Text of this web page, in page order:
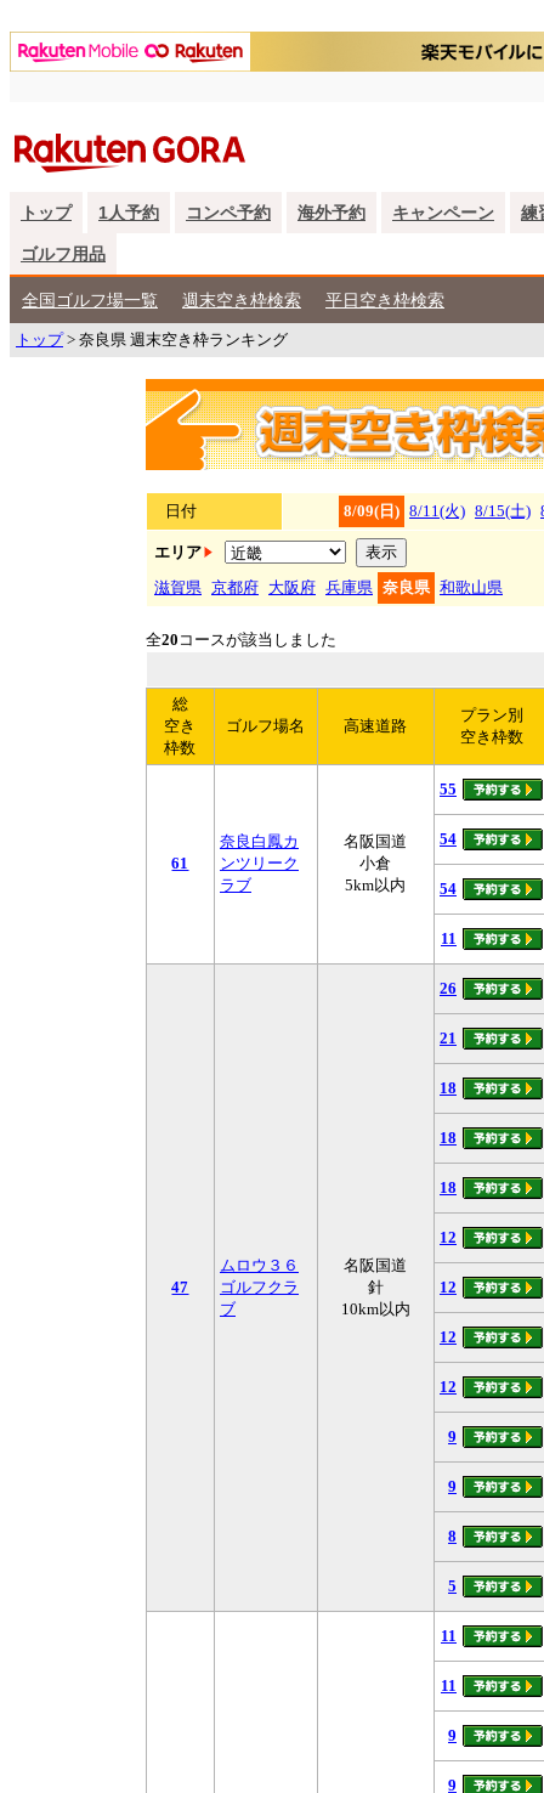
トップ 1人予約 コンペ予約 海外予約 キャンペーン 練
ゴルフ用品
全国ゴルフ場一覧 週末空き枠検索 平日空き枠検索
トップ> 奈良県 週末空き枠ランキング
日付 8/09(日) 8/11(火) 8/15(土)
エリア
滋賀県 京都府 大阪府 兵庫県 奈良県 和歌山県
全20 コースが該当しました
総
空き
枠数
ゴルフ場名 高速道路
プラン別
空き枠数
61
奈良白鳳カ
ンツリーク
ラブ
名阪国道
小倉
5km以内
55
54
54
11
47
ムロウ３６
ゴルフクラ
ブ
名阪国道
針
10km以内
26
21
18
18
18
12
12
12
12
9
9
8
5
11
11
9
9